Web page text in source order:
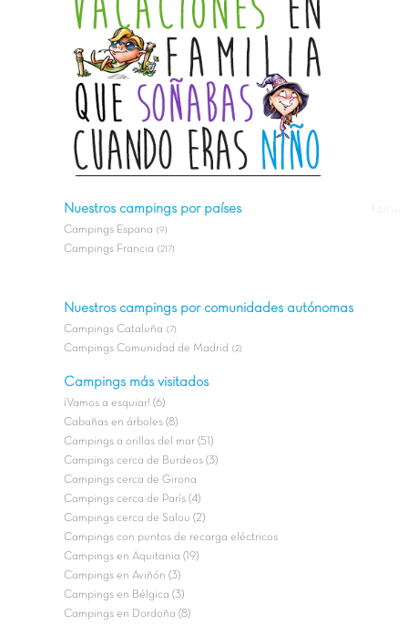
Nuestros campings por países
Campings Espana (9)
Campings Francia (217)
Nuestros campings por comunidades autónomas
Campings Cataluña (7)
Campings Comunidad de Madrid (2)
Campings más visitados
¡Vamos a esquiar! (6)
Cabañas en árboles (8)
Campings a orillas del mar (51)
Campings cerca de Burdeos (3)
Campings cerca de Girona
Campings cerca de París (4)
Campings cerca de Salou (2)
Campings con puntos de recarga eléctricos
Campings en Aquitania (19)
Campings en Aviñón (3)
Campings en Bélgica (3)
Campings en Dordoña (8)